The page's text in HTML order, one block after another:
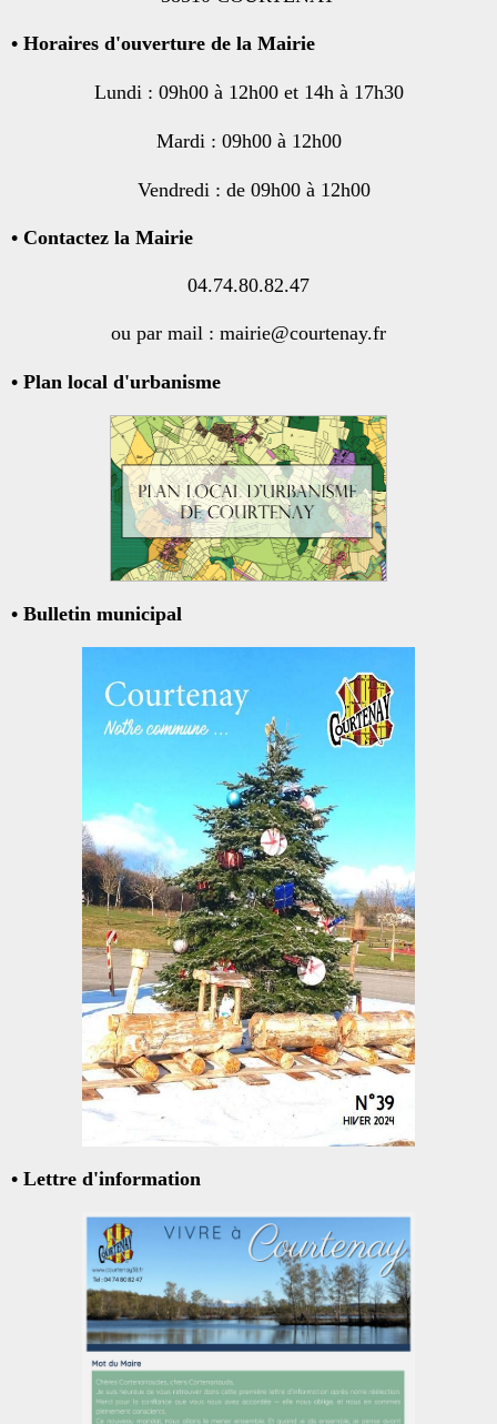
• Horaires d'ouverture de la Mairie
Lundi : 09h00 à 12h00 et 14h à 17h30
Mardi : 09h00 à 12h00
Vendredi : de 09h00 à 12h00
• Contactez la Mairie
04.74.80.82.47
ou par mail : mairie@courtenay.fr
• Plan local d'urbanisme
• Bulletin municipal
• Lettre d'information